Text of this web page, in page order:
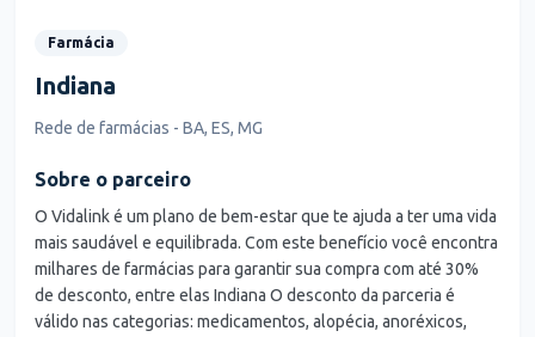
Farmácia
Indiana
Rede de farmácias - BA, ES, MG
Sobre o parceiro
O Vidalink é um plano de bem-estar que te ajuda a ter uma vida
mais saudável e equilibrada. Com este benefício você encontra
milhares de farmácias para garantir sua compra com até 30%
de desconto, entre elas Indiana O desconto da parceria é
válido nas categorias: medicamentos, alopécia, anoréxicos,